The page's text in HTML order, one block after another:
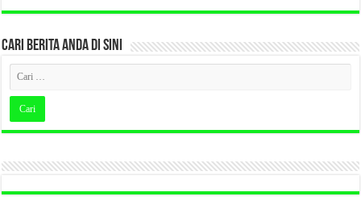
CARI BERITA ANDA DI SINI